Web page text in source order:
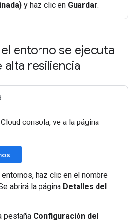
y haz clic en Guardar.
entorno se ejecuta
alta resiliencia
consola, ve a la página
entornos, haz clic en el nombre
abrirá la página Detalles del
pestaña Configuración del